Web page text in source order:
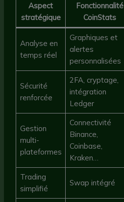
Aspect
stratégique
Fonctionnalité
CoinStats
Analyse en
temps réel
Graphiques et
alertes
personnalisées
Sécurité
renforcée
2FA, cryptage,
intégration
Ledger
Gestion
multi-
plateformes
Connectivité
Binance,
Coinbase,
Kraken…
Trading
simplifié
Swap intégré